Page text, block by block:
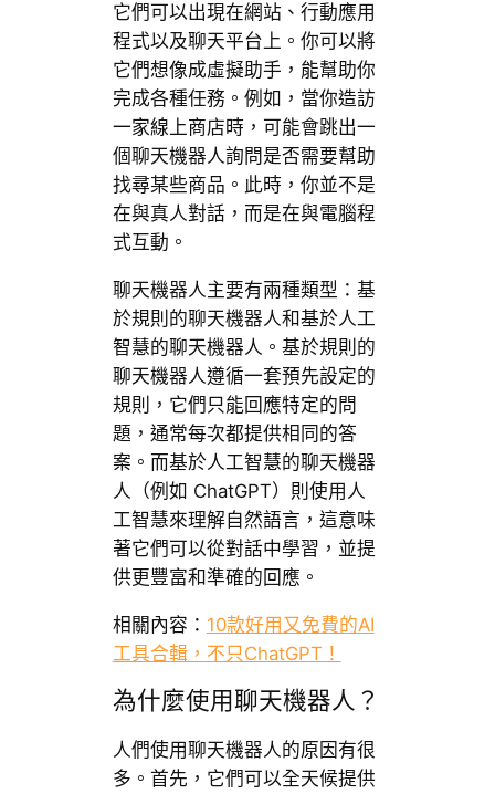
它們可以出現在網站、行動應用
程式以及聊天平台上。你可以將
它們想像成虛擬助手，能幫助你
完成各種任務。例如，當你造訪
一家線上商店時，可能會跳出一
個聊天機器人詢問是否需要幫助
找尋某些商品。此時，你並不是
在與真人對話，而是在與電腦程
式互動。
聊天機器人主要有兩種類型：基
於規則的聊天機器人和基於人工
智慧的聊天機器人。基於規則的
聊天機器人遵循一套預先設定的
規則，它們只能回應特定的問
題，通常每次都提供相同的答
案。而基於人工智慧的聊天機器
人（例如 ChatGPT）則使用人
工智慧來理解自然語言，這意味
著它們可以從對話中學習，並提
供更豐富和準確的回應。
相關內容： 10款好用又免費的AI
工具合輯，不只ChatGPT！
為什麼使用聊天機器人？
人們使用聊天機器人的原因有很
多。首先，它們可以全天候提供